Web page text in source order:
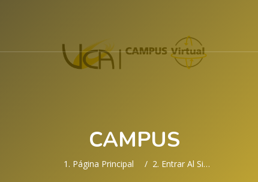
CAMPUS
Página Principal Entrar Al Sitio